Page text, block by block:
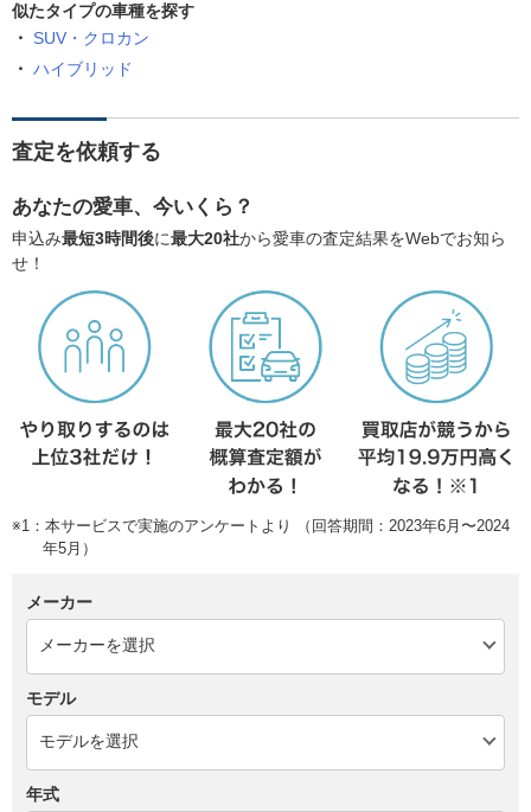
似たタイプの車種を探す
SUV・クロカン
ハイブリッド
査定を依頼する
あなたの愛車、今いくら？
申込み最短3時間後に最大20社から愛車の査定結果をWebでお知ら
せ！
※1：本サービスで実施のアンケートより （回答期間：2023年6月〜2024
年5月）
メーカー
モデル
年式